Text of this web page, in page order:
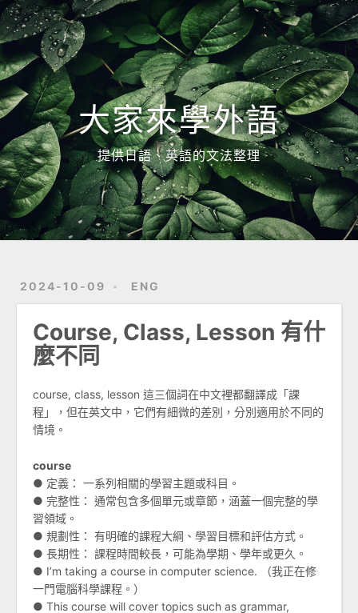
大家來學外語
提供日語、英語的文法整理
2024-10-09 ENG
Course, Class, Lesson 有什
麼不同
course, class, lesson 這三個詞在中文裡都翻譯成「課
程」，但在英文中，它們有細微的差別，分別適用於不同的
情境。
course
● 定義： 一系列相關的學習主題或科目。
● 完整性： 通常包含多個單元或章節，涵蓋一個完整的學
習領域。
● 規劃性： 有明確的課程大綱、學習目標和評估方式。
● 長期性： 課程時間較長，可能為學期、學年或更久。
● I’m taking a course in computer science. （我正在修
一門電腦科學課程。）
● This course will cover topics such as grammar,
Home
Archives